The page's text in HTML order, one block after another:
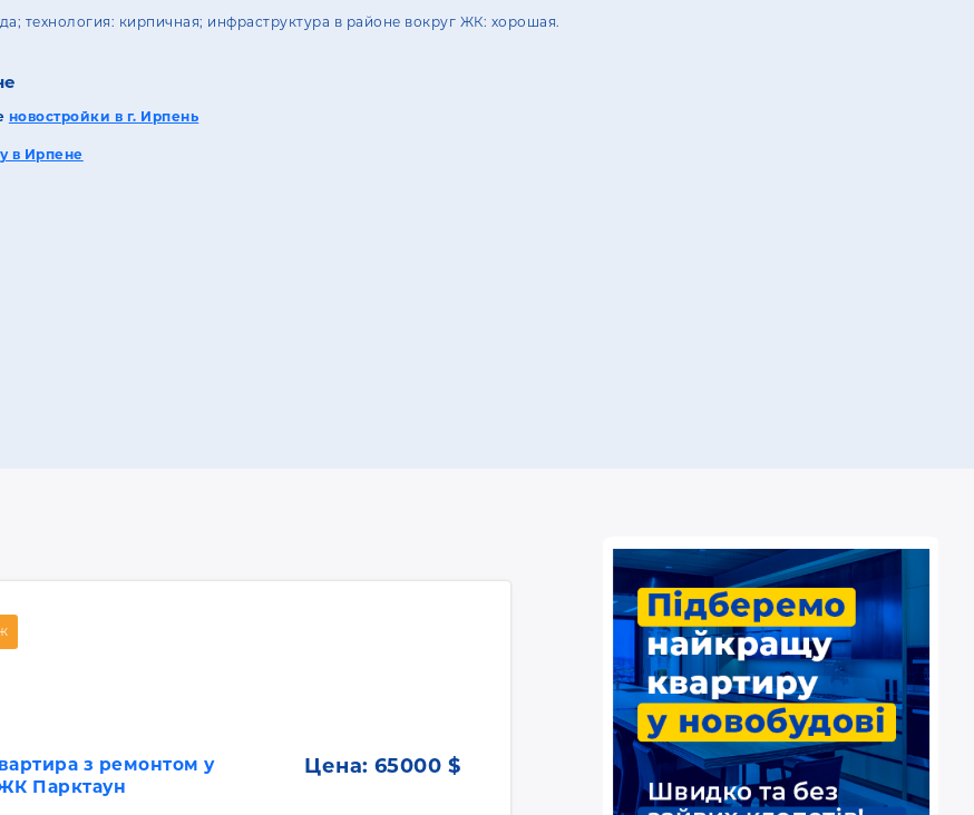
технология: кирпичная; инфраструктура в районе вокруг ЖК: хорошая.
новостройки в г. Ирпень
в Ирпене
з ремонтом у
Парктаун
Цена: 65000 $